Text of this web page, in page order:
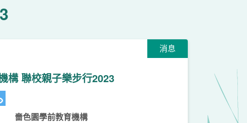
消息
構 聯校親子樂步行2023
嗇色園學前教育機構